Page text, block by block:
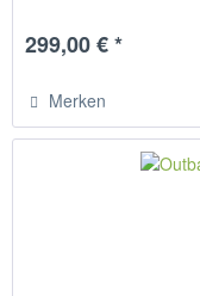
299,00 € *
Merken